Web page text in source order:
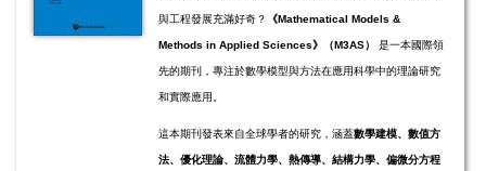
與工程發展充滿好奇？ 《Mathematical Models &
Methods in Applied Sciences》（M3AS） 是一本國際領
先的期刊，專注於數學模型與方法在應用科學中的理論研究
和實際應用。
這本期刊發表來自全球學者的研究，涵蓋數學建模、數值方
法、優化理論、流體力學、熱傳導、結構力學、偏微分方程